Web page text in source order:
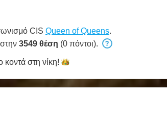
CIS Queen of Queens.
3549 θέση (0 πόντοι).
κοντά στη νίκη!